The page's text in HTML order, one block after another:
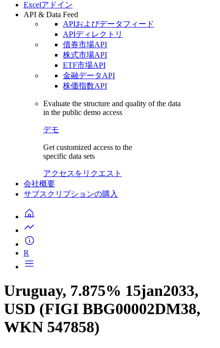
Excelアドイン
API & Data Feed
APIおよびデータフィード
APIディレクトリ
債券市場API
株式市場API
ETF市場API
金融データAPI
株価指数API
Evaluate the structure and quality of the data
in the public demo access
デモ
Get customized access to the
specific data sets
アクセスをリクエスト
会社概要
サブスクリプションの購入
R
Uruguay, 7.875% 15jan2033,
USD (FIGI BBG00002DM38,
WKN 547858)